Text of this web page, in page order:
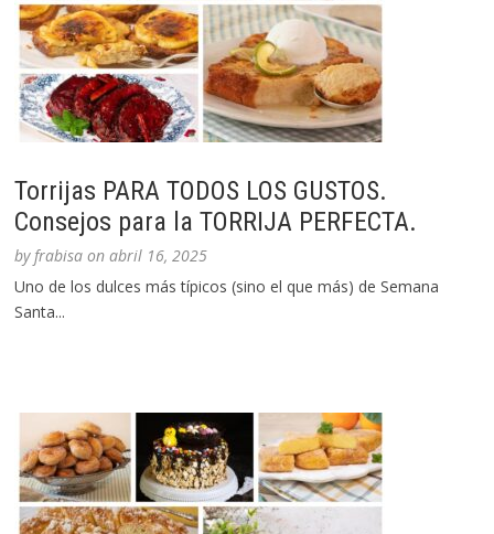
Torrijas PARA TODOS LOS GUSTOS.
Consejos para la TORRIJA PERFECTA.
byfrabisa onabril 16, 2025
Uno de los dulces más típicos (sino el que más) de Semana
Santa...